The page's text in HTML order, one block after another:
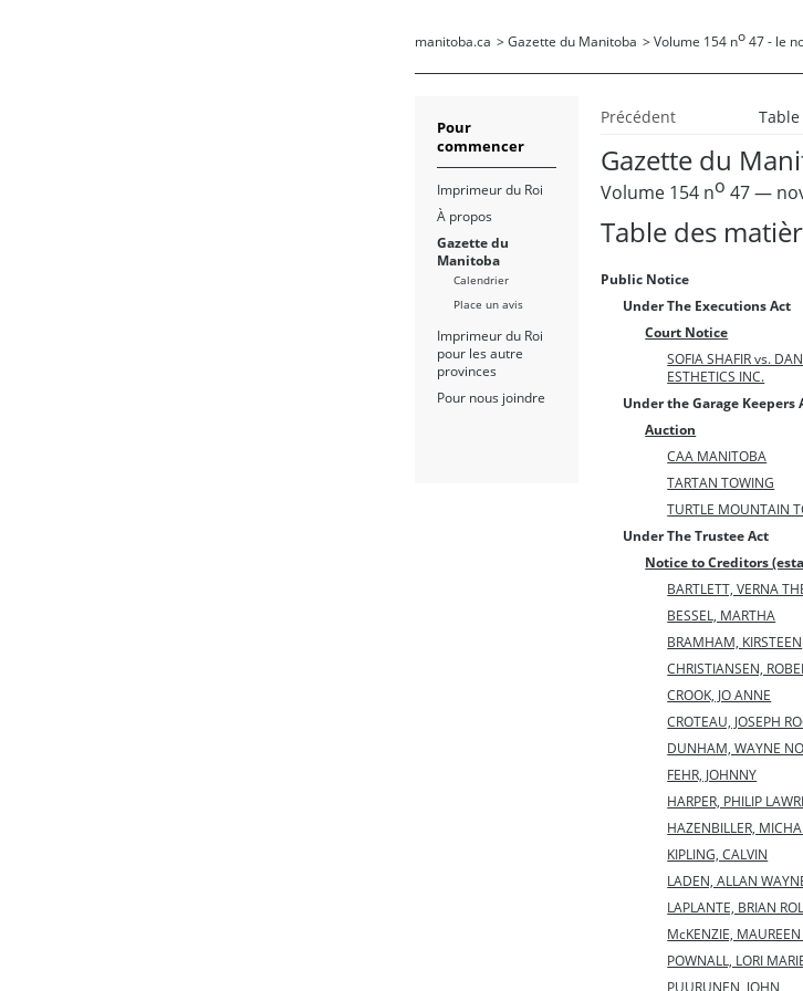
manitoba.ca > Gazette du Manitoba > Volume 154 no47 - le
Précédent
Gazette du
Volume 154 no 47 —
Table des
Public Notice
Under The Executions Act
Court Notice
SOFIA SHAFIR vs.
ESTHETICS INC.
Under the Garage Keepers
Auction
CAA MANITOBA
TARTAN TOWING
TURTLE MOUNTAIN
Under The Trustee Act
Notice to Creditors
BARTLETT, VERNA
BESSEL, MARTHA
BRAMHAM, KIRSTEEN
CHRISTIANSEN,
CROOK, JO ANNE
CROTEAU, JOSEPH
DUNHAM, WAYNE
FEHR, JOHNNY
HARPER, PHILIP
HAZENBILLER,
KIPLING, CALVIN
LADEN, ALLAN
LAPLANTE, BRIAN
McKENZIE, MAUREEN
POWNALL, LORI
PUURUNEN, JOHN
Pour
commencer
Imprimeur du Roi
À propos
Gazette du
Manitoba
Calendrier
Place un avis
Imprimeur du Roi
pour les autre
provinces
Pour nous joindre